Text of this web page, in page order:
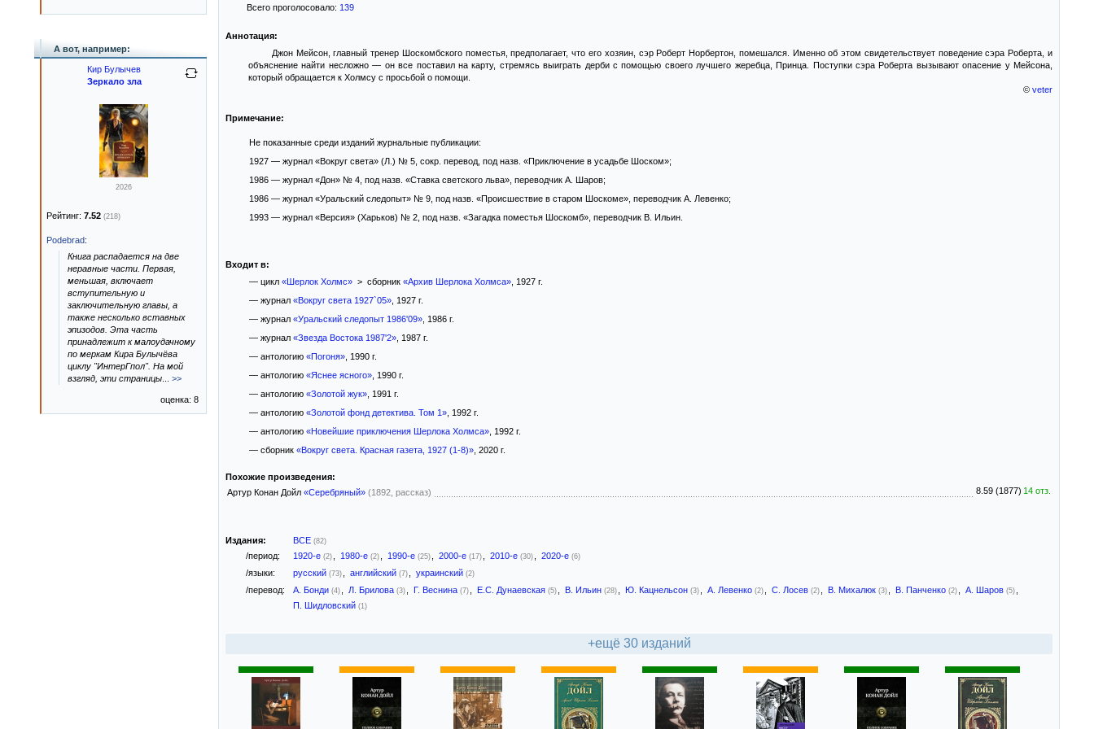
Всего проголосовало: 139
Аннотация:
Джон Мейсон, главный тренер Шоскомбского поместья, предполагает, что его хозяин, сэр Роберт Норбертон, помешался. Именно об этом свидетельствует поведение сэра Роберта, и
объяснение найти несложно — он все поставил на карту, стремясь выиграть дерби с помощью своего лучшего жеребца, Принца. Поступки сэра Роберта вызывают опасение у Мейсона,
который обращается к Холмсу с просьбой о помощи.
© veter
Примечание:
Не показанные среди изданий журнальные публикации:
1927 — журнал «Вокруг света» (Л.) № 5, сокр. перевод, под назв. «Приключение в усадьбе Шоском»;
1986 — журнал «Дон» № 4, под назв. «Ставка светского льва», переводчик А. Шаров;
1986 — журнал «Уральский следопыт» № 9, под назв. «Происшествие в старом Шоскоме», переводчик А. Левенко;
1993 — журнал «Версия» (Харьков) № 2, под назв. «Загадка поместья Шоскомб», переводчик В. Ильин.
Входит в:
— цикл «Шерлок Холмс»> сборник «Архив Шерлока Холмса», 1927 г.
— журнал «Вокруг света 1927`05», 1927 г.
— журнал «Уральский следопыт 1986'09», 1986 г.
— журнал «Звезда Востока 1987'2», 1987 г.
— антологию «Погоня», 1990 г.
— антологию «Яснее ясного», 1990 г.
— антологию «Золотой жук», 1991 г.
— антологию «Золотой фонд детектива. Том 1», 1992 г.
— антологию «Новейшие приключения Шерлока Холмса», 1992 г.
— сборник «Вокруг света. Красная газета, 1927 (1-8)», 2020 г.
Похожие произведения:
Артур Конан Дойл «Серебряный» (1892, рассказ) 8.59 (1877) 14 отз.
Издания: ВСЕ (82)
/период: 1920-е (2) 1980-е (2) 1990-е (25) 2000-е (17) 2010-е (30) 2020-е (6)
/языки: русский (73) английский (7) украинский (2)
/перевод: А. Бонди (4) Л. Брилова (3) Г. Веснина (7) Е.С. Дунаевская (5) В. Ильин (28) Ю. Кацнельсон (3) А. Левенко (2) С. Лосев (2) В. Михалюк (3) В. Панченко (2) А. Шаров (5)
П. Шидловский (1)
+ещё 30 изданий
А вот, например:
Кир Булычев
Зеркало зла
2026
Рейтинг: 7.52 (218)
Podebrad:
Книга распадается на две
неравные части. Первая,
меньшая, включает
вступительную и
заключительную главы, а
также несколько вставных
эпизодов. Эта часть
принадлежит к малоудачному
по меркам Кира Булычёва
циклу "ИнтерГпол". На мой
взгляд, эти страницы
>>
оценка: 8